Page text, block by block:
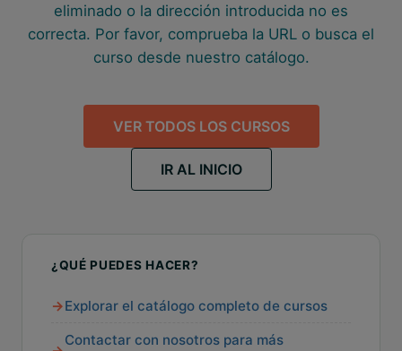
eliminado o la dirección introducida no es
correcta. Por favor, comprueba la URL o busca el
curso desde nuestro catálogo.
VER TODOS LOS CURSOS
IR AL INICIO
¿QUÉ PUEDES HACER?
Explorar el catálogo completo de cursos
Contactar con nosotros para más